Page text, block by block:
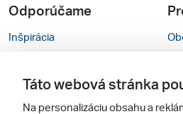
Odporúčame
Inšpirácia
Cestovné kancelárie
Táto webová stránka
Na personalizáciu obsahu a